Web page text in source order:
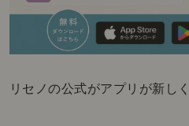
リセノの公式がアプリが新し